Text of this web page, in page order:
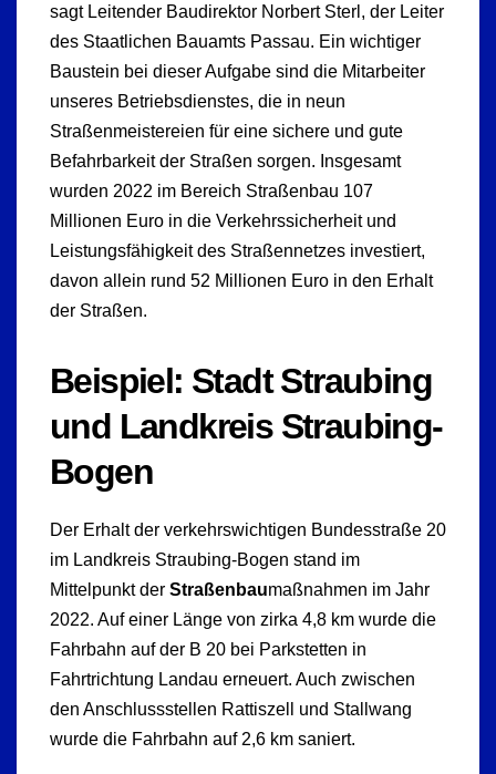
sagt Leitender Baudirektor Norbert Sterl, der Leiter
des Staatlichen Bauamts Passau. Ein wichtiger
Baustein bei dieser Aufgabe sind die Mitarbeiter
unseres Betriebsdienstes, die in neun
Straßenmeistereien für eine sichere und gute
Befahrbarkeit der Straßen sorgen. Insgesamt
wurden 2022 im Bereich Straßenbau 107
Millionen Euro in die Verkehrssicherheit und
Leistungsfähigkeit des Straßennetzes investiert,
davon allein rund 52 Millionen Euro in den Erhalt
der Straßen.
Beispiel: Stadt Straubing
und Landkreis Straubing-
Bogen
Der Erhalt der verkehrswichtigen Bundesstraße 20
im Landkreis Straubing-Bogen stand im
Mittelpunkt der Straßenbaumaßnahmen im Jahr
2022. Auf einer Länge von zirka 4,8 km wurde die
Fahrbahn auf der B 20 bei Parkstetten in
Fahrtrichtung Landau erneuert. Auch zwischen
den Anschlussstellen Rattiszell und Stallwang
wurde die Fahrbahn auf 2,6 km saniert.